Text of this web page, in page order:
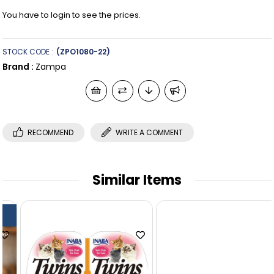
You have to login to see the prices.
(ZPO1080-22)
STOCK CODE
Brand : Zampa
RECOMMEND WRITE A COMMENT
Similar Items